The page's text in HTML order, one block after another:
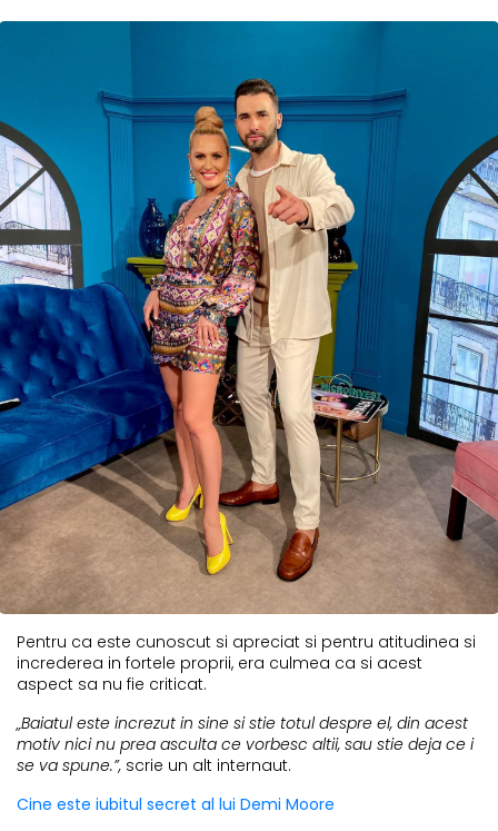
Pentru ca este cunoscut si apreciat si pentru atitudinea si
increderea in fortele proprii, era culmea ca si acest
aspect sa nu fie criticat.
„Baiatul este increzut in sine si stie totul despre el, din acest
motiv nici nu prea asculta ce vorbesc altii, sau stie deja ce i
se va spune.”, scrie un alt internaut.
Cine este iubitul secret al lui Demi Moore